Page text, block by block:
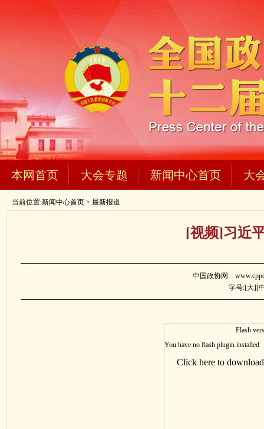
本网首页 大会专题 新闻中心首页 大
当前位置:新闻中心首页 > 最新报道
[视频]习近
中国政协网
字号:[大][
Flash
You have no flash plugin installed
Click here to